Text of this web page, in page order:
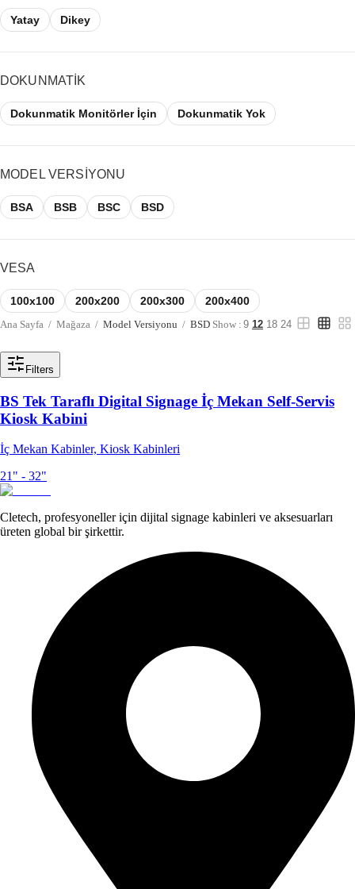
Yatay Dikey
DOKUNMATIK
Dokunmatik Monitörler İçin Dokunmatik Yok
MODEL VERSIYONU
BSA BSB BSC BSD
VESA
100x100 200x200 200x300 200x400
Ana Sayfa / Mağaza / Model Versiyonu / BSD Show : 9 12 18 24
Filters
BS Tek Taraflı Digital Signage İç Mekan Self-Servis
Kiosk Kabini
İç Mekan Kabinler, Kiosk Kabinleri
21" - 32"
Cletech, profesyoneller için dijital signage kabinleri ve aksesuarları
üreten global bir şirkettir.